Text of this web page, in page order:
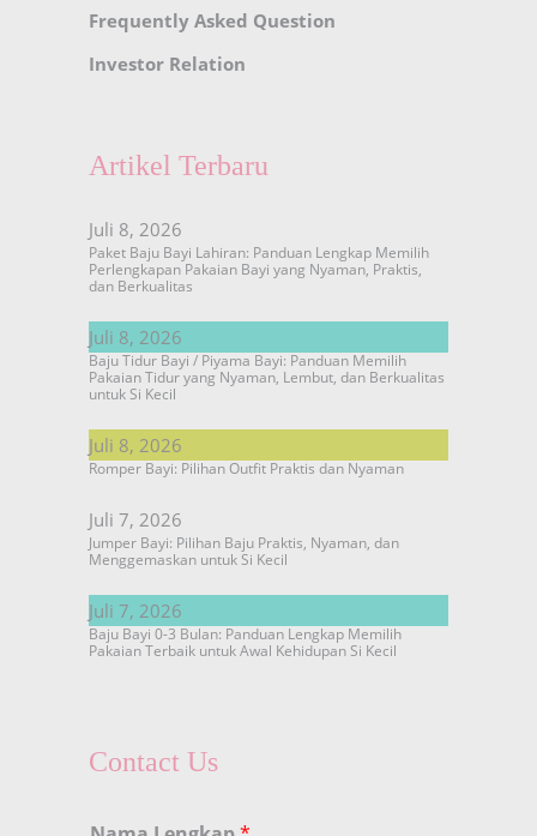
Frequently Asked Question
Investor Relation
Artikel Terbaru
Juli 8, 2026
Paket Baju Bayi Lahiran: Panduan Lengkap Memilih
Perlengkapan Pakaian Bayi yang Nyaman, Praktis,
dan Berkualitas
Juli 8, 2026
Baju Tidur Bayi / Piyama Bayi: Panduan Memilih
Pakaian Tidur yang Nyaman, Lembut, dan Berkualitas
untuk Si Kecil
Juli 8, 2026
Romper Bayi: Pilihan Outfit Praktis dan Nyaman
Juli 7, 2026
Jumper Bayi: Pilihan Baju Praktis, Nyaman, dan
Menggemaskan untuk Si Kecil
Juli 7, 2026
Baju Bayi 0-3 Bulan: Panduan Lengkap Memilih
Pakaian Terbaik untuk Awal Kehidupan Si Kecil
Contact Us